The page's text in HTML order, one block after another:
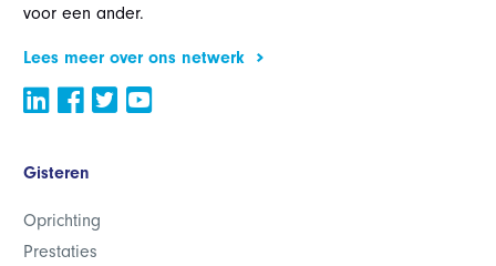
voor een ander.
Lees meer over ons netwerk
Gisteren
Oprichting
Prestaties